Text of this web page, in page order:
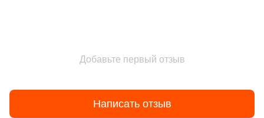
Добавьте первый отзыв
Написать отзыв